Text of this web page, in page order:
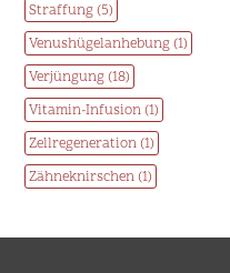
Straffung (5)
Venushügelanhebung (1)
Verjüngung (18)
Vitamin-Infusion (1)
Zellregeneration (1)
Zähneknirschen (1)